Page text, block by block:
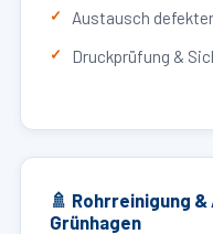
Austausch
Druckprüfung &
🚿 Rohrreinigung
Grünhagen